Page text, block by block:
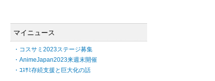
マイニュース
・コスサミ2023ステージ募集
・AnimeJapan2023来週末開催
・ｺｽｻﾐ存続支援と巨大化の話